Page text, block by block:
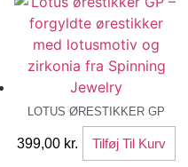
LOTUS ØRESTIKKER GP
399,00 kr. Tilføj Til Kurv